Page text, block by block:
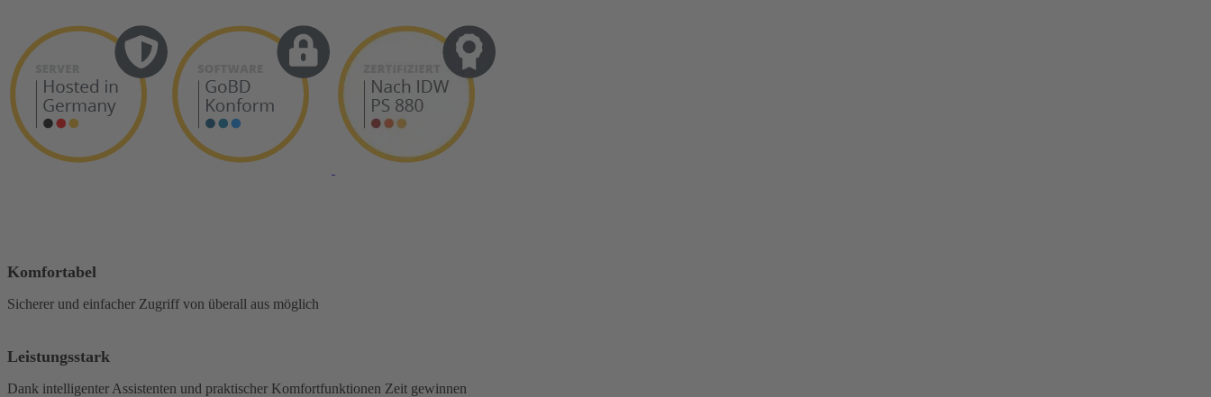
Komfortabel
Sicherer und einfacher Zugriff von überall aus möglich
Leistungsstark
Dank intelligenter Assistenten und praktischer Komfortfunktionen Zeit gewinnen